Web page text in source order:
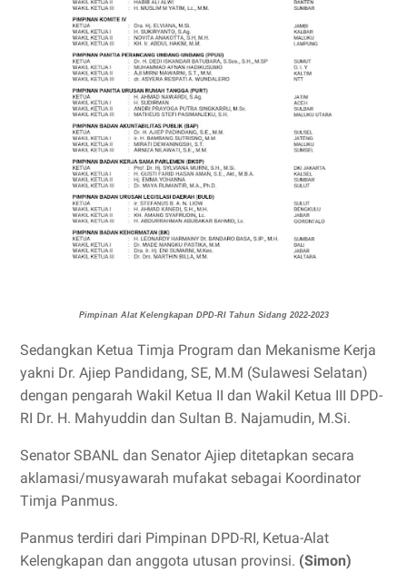
Pimpinan Alat Kelengkapan DPD-RI Tahun Sidang 2022-2023
Sedangkan Ketua Timja Program dan Mekanisme Kerja
yakni Dr. Ajiep Pandidang, SE, M.M (Sulawesi Selatan)
dengan pengarah Wakil Ketua II dan Wakil Ketua III DPD-
RI Dr. H. Mahyuddin dan Sultan B. Najamudin, M.Si.
Senator SBANL dan Senator Ajiep ditetapkan secara
aklamasi/musyawarah mufakat sebagai Koordinator
Timja Panmus.
Panmus terdiri dari Pimpinan DPD-RI, Ketua-Alat
Kelengkapan dan anggota utusan provinsi. (Simon)